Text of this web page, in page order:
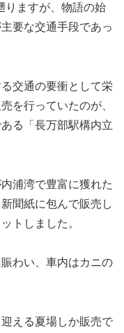
りますが、物語の始
要な交通手段であっ
交通の要衝として栄
を行っていたのが、
る「長万部駅構内立
浦湾で豊富に獲れた
聞紙に包んで販売し
トしました。
わい、車内はカニの
える夏場しか販売で